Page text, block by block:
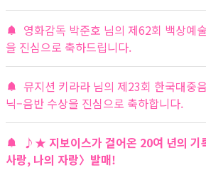
영화감독 박준호 님의 제62회 백상예
을 진심으로 축하드립니다.
뮤지션 키라라 님의 제23회 한국대중
닉–음반 수상을 진심으로 축하합니다.
♪★ 지보이스가 걸어온 20여 년의
사랑, 나의 자랑〉발매!